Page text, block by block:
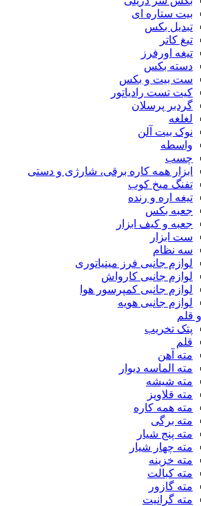
بیت ستاره ای
تبدیل بکس
تیغ کاتر
تیغه اورفرز
دسته بکس
ست بیت و بکس
کیت تست رادیاتور
گردبر پرسلان
لغلغه
نوک بیت آلن
واسطه
چسب
ابزار همه کاره برقی، شارژی و دستی
تفنگ میخ کوب
تیغه اره و رنده
جعبه بکس
جعبه و کیف ابزار
ست ابزار
سه نظام
لوازم جانبی فرز مینیاتوری
لوازم جانبی کارواش
لوازم جانبی کمپرسور هوا
لوازم جانبی هویه
قلم
پتک تخریب
قلم
مته آهن
مته الماسه دیوار
مته شیشه
مته قلاویز
مته همه کاره
مته برگی
مته پنج شیار
مته چهار شیار
مته خزینه
مته کبالت
مته گازور
مته گرانیت